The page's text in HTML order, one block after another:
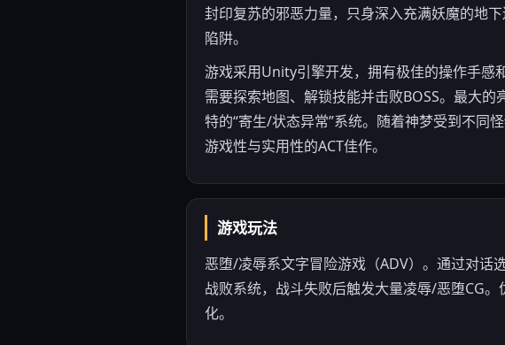
封印复苏的邪恶力量，只身深入充满妖魔的地
陷阱。
游戏采用Unity引擎开发，拥有极佳的操作手感
需要探索地图、解锁技能并击败BOSS。最大
特的“寄生/状态异常”系统。随着神梦受到不同
游戏性与实用性的ACT佳作。
游戏玩法
恶堕/凌辱系文字冒险游戏（ADV）。通过对话
战败系统，战斗失败后触发大量凌辱/恶堕CG
化。